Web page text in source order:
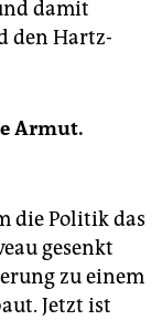
damit
den Hartz-
Armut.
die Politik das
gesenkt
zu einem
Jetzt ist